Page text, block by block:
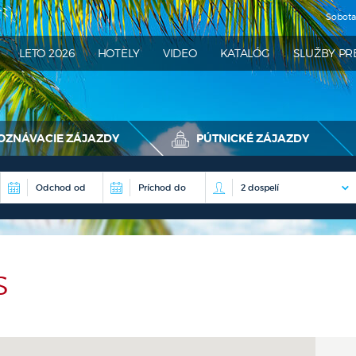
Sobota
LETO 2026 HOTELY VIDEO KATALÓG SLUŽBY
ZÁJAZDY PÚTNICKÉ ZÁJAZDY